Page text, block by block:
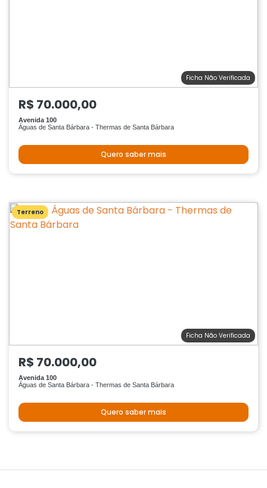
Ficha Não Verificada
R$ 70.000,00
Avenida 100
Águas de Santa Bárbara - Thermas de Santa Bárbara
Quero saber mais
Terreno
Ficha Não Verificada
R$ 70.000,00
Avenida 100
Águas de Santa Bárbara - Thermas de Santa Bárbara
Quero saber mais